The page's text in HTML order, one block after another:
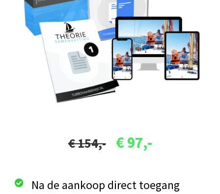
€ 154,- € 97,-
Na de aankoop direct toegang